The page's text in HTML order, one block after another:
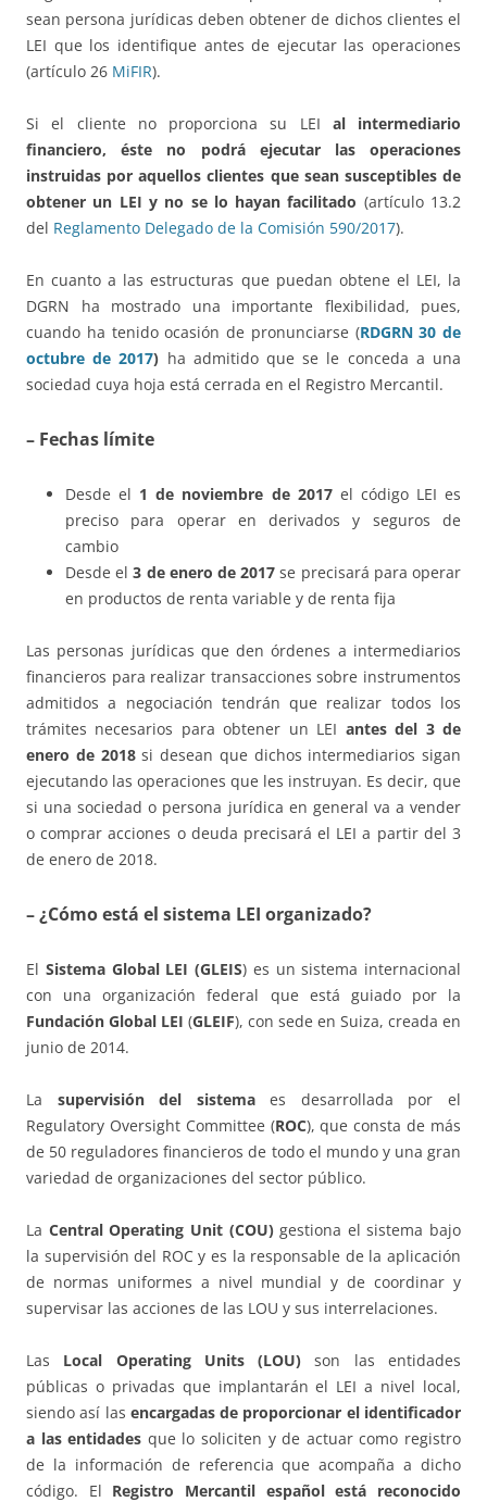
sean persona jurídicas deben obtener de dichos clientes el
LEI que los identifique antes de ejecutar las operaciones
(artículo 26 MiFIR).
Si el cliente no proporciona su LEI al intermediario
financiero, éste no podrá ejecutar las operaciones
instruidas por aquellos clientes que sean susceptibles de
obtener un LEI y no se lo hayan facilitado (artículo 13.2
del Reglamento Delegado de la Comisión 590/2017).
En cuanto a las estructuras que puedan obtene el LEI, la
DGRN ha mostrado una importante flexibilidad, pues,
cuando ha tenido ocasión de pronunciarse (RDGRN 30 de
octubre de 2017) ha admitido que se le conceda a una
sociedad cuya hoja está cerrada en el Registro Mercantil.
– Fechas límite
Desde el 1 de noviembre de 2017el código LEI es
preciso para operar en derivados y seguros de
cambio
Desde el3 de enero de 2017 se precisará para operar
en productos de renta variable y de renta fija
Las personas jurídicas que den órdenes a intermediarios
financieros para realizar transacciones sobre instrumentos
admitidos a negociación tendrán que realizar todos los
trámites necesarios para obtener un LEI antes del 3 de
enero de 2018si desean que dichos intermediarios sigan
ejecutando las operaciones que les instruyan. Es decir, que
si una sociedad o persona jurídica en general va a vender
o comprar acciones o deuda precisará el LEI a partir del 3
de enero de 2018.
– ¿Cómo está el sistema LEI organizado?
El Sistema Global LEI (GLEIS) es un sistema internacional
con una organización federal que está guiado por la
Fundación Global LEI (GLEIF), con sede en Suiza, creada en
junio de 2014.
La supervisión del sistemaes desarrollada por el
Regulatory Oversight Committee (ROC), que consta de más
de 50 reguladores financieros de todo el mundo y una gran
variedad de organizaciones del sector público.
La Central Operating Unit (COU)gestiona el sistema bajo
la supervisión del ROC y es la responsable de la aplicación
de normas uniformes a nivel mundial y de coordinar y
supervisar las acciones de las LOU y sus interrelaciones.
Las Local Operating Units (LOU) son las entidades
públicas o privadas que implantarán el LEI a nivel local,
siendo así las encargadas de proporcionar el identificador
a las entidades que lo soliciten y de actuar como registro
de la información de referencia que acompaña a dicho
código. El Registro Mercantil español está reconocido